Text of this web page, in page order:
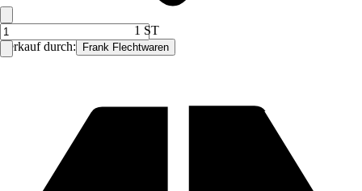
Verkauf durch: Frank Flechtwaren
1 ST